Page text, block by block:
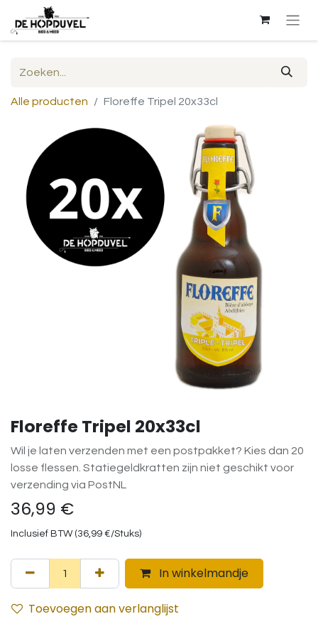
Alle producten Floreffe Tripel 20x33cl
Floreffe Tripel 20x33cl
Wil je laten verzenden met een postpakket? Kies dan 20
losse flessen. Statiegeldkratten zijn niet geschikt voor
verzending via PostNL
36,99 €
Inclusief BTW (36,99 €/Stuks)
In winkelmandje
Toevoegen aan verlanglijst